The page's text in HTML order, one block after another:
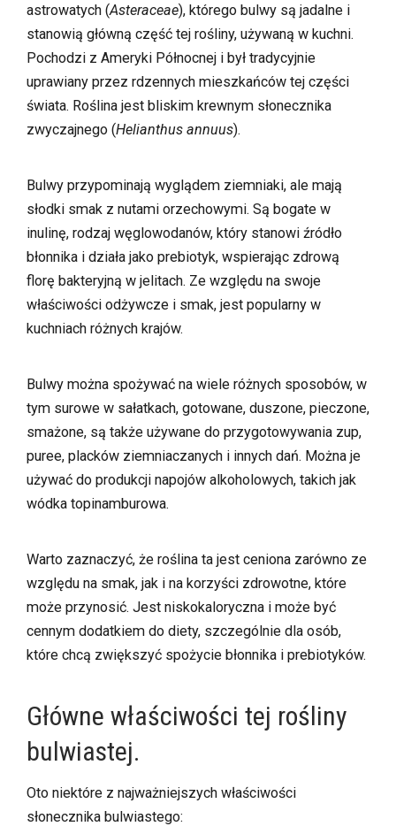
astrowatych (Asteraceae), którego bulwy są jadalne i
stanowią główną część tej rośliny, używaną w kuchni.
Pochodzi z Ameryki Północnej i był tradycyjnie
uprawiany przez rdzennych mieszkańców tej części
świata. Roślina jest bliskim krewnym słonecznika
zwyczajnego (Helianthus annuus).
Bulwy przypominają wyglądem ziemniaki, ale mają
słodki smak z nutami orzechowymi. Są bogate w
inulinę, rodzaj węglowodanów, który stanowi źródło
błonnika i działa jako prebiotyk, wspierając zdrową
florę bakteryjną w jelitach. Ze względu na swoje
właściwości odżywcze i smak, jest popularny w
kuchniach różnych krajów.
Bulwy można spożywać na wiele różnych sposobów, w
tym surowe w sałatkach, gotowane, duszone, pieczone,
smażone, są także używane do przygotowywania zup,
puree, placków ziemniaczanych i innych dań. Można je
używać do produkcji napojów alkoholowych, takich jak
wódka topinamburowa.
Warto zaznaczyć, że roślina ta jest ceniona zarówno ze
względu na smak, jak i na korzyści zdrowotne, które
może przynosić. Jest niskokaloryczna i może być
cennym dodatkiem do diety, szczególnie dla osób,
które chcą zwiększyć spożycie błonnika i prebiotyków.
Główne właściwości tej rośliny
bulwiastej.
Oto niektóre z najważniejszych właściwości
słonecznika bulwiastego: